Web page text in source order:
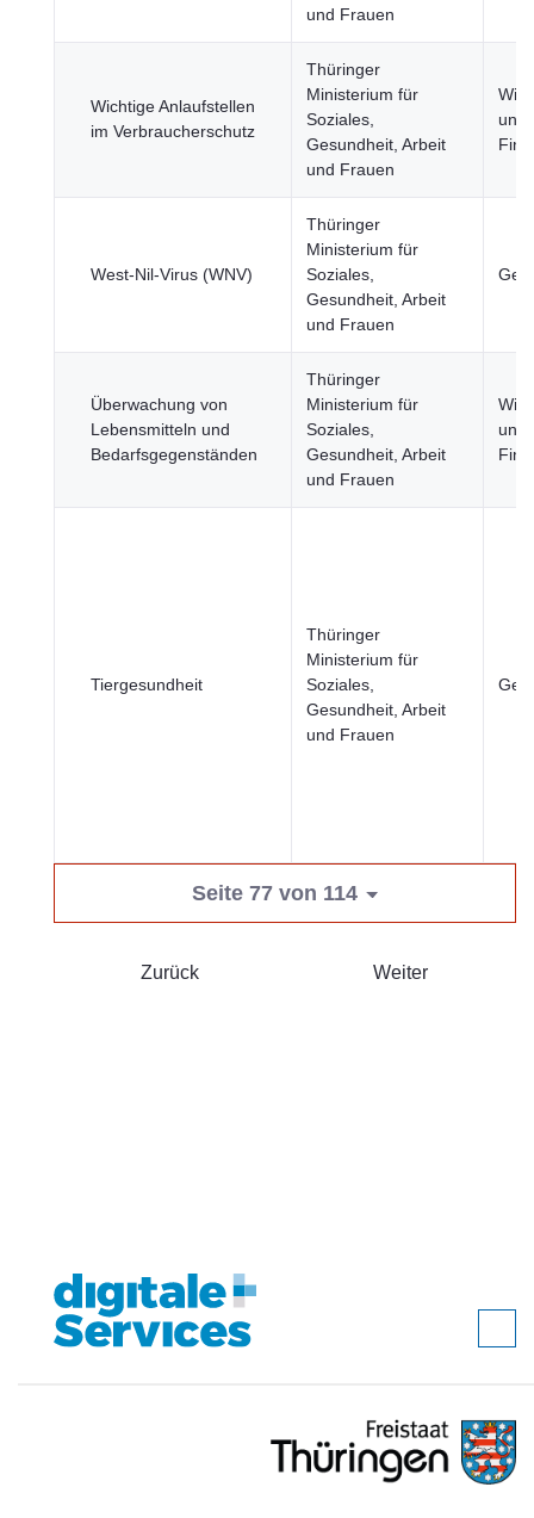
und Frauen
Wichtige Anlaufstellen
im Verbraucherschutz
Thüringer
Ministerium für
Soziales,
Gesundheit, Arbeit
und Frauen
und
West-Nil-Virus (WNV)
Thüringer
Ministerium für
Soziales,
Gesundheit, Arbeit
und Frauen
Überwachung von
Lebensmitteln und
Bedarfsgegenständen
Thüringer
Ministerium für
Soziales,
Gesundheit, Arbeit
und Frauen
und
Tiergesundheit
Thüringer
Ministerium für
Soziales,
Gesundheit, Arbeit
und Frauen
Seite 77 von 114
Zurück Weiter